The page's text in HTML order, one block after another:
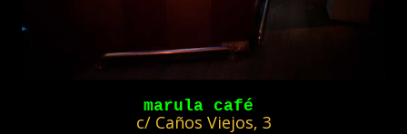
marula café
c/ Caños Viejos, 3